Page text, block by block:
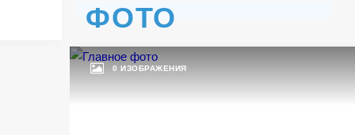
Тюмень
Матч-центр
ФОТО
0 ИЗОБРАЖЕНИЯ